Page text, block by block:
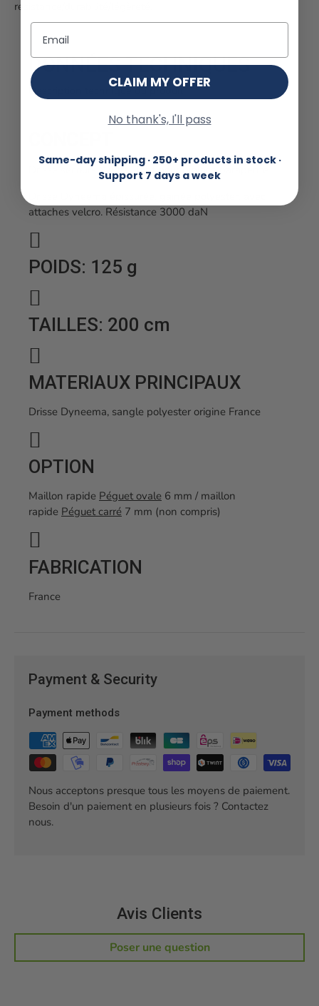
résistance/durabilité/légèreté.
DONNÉES TECHNIQUES
Description technique du produit
Drisse secours Y ultra-light pour biplace parapente
attaches velcro. Résistance 3000 daN
POIDS: 125 g
TAILLES: 200 cm
MATERIAUX PRINCIPAUX
Drisse Dyneema, sangle polyester origine France
OPTION
Maillon rapide Péguet ovale 6 mm / maillon
rapide Péguet carré 7 mm (non compris)
FABRICATION
France
Payment & Security
Payment methods
Nous acceptons presque tous les moyens de paiement.
Besoin d'un paiement en plusieurs fois ? Contactez
nous.
Avis Clients
Poser une question
Email
CLAIM MY OFFER
No thank's, I'll pass
Same-day shipping · 250+ products in stock ·
Support 7 days a week